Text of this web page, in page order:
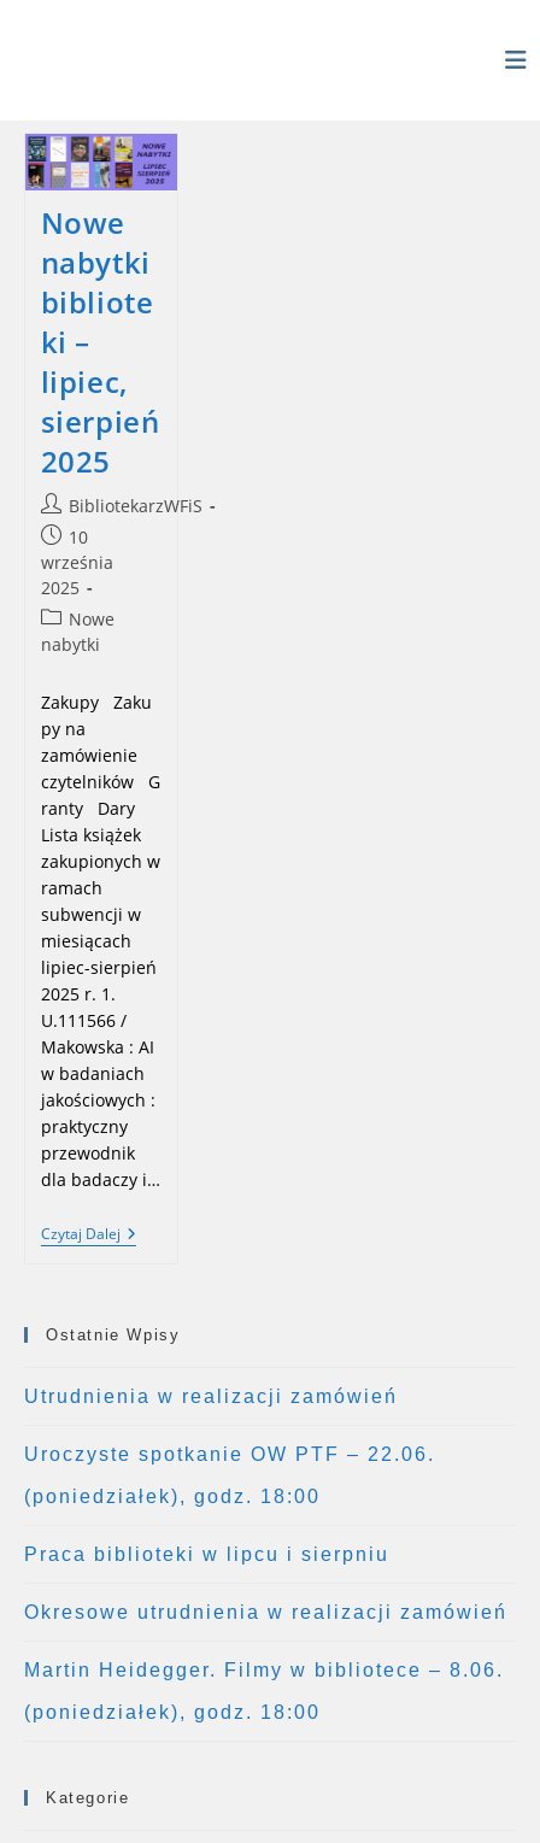
Nowe
nabytki
bibliote
ki –
lipiec,
sierpień
2025
Post
author:
BibliotekarzWFiS
Post
published:
10
września
2025
Post
category:
Nowe
nabytki
Zakupy Zaku
py na
zamówienie
czytelników G
ranty Dary
Lista książek
zakupionych w
ramach
subwencji w
miesiącach
lipiec-sierpień
2025 r. 1.
U.111566 /
Makowska : AI
w badaniach
jakościowych :
praktyczny
przewodnik
dla badaczy i…
Czytaj DalejNowe
Nabytki
Sierpień
2025
Ostatnie Wpisy
Utrudnienia w realizacji zamówień
Uroczyste spotkanie OW PTF – 22.06.
(poniedziałek), godz. 18:00
Praca biblioteki w lipcu i sierpniu
Okresowe utrudnienia w realizacji zamówień
Martin Heidegger. Filmy w bibliotece – 8.06.
(poniedziałek), godz. 18:00
Kategorie